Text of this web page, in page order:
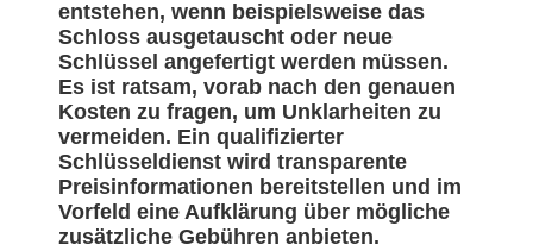
entstehen, wenn beispielsweise das
Schloss ausgetauscht oder neue
Schlüssel angefertigt werden müssen.
Es ist ratsam, vorab nach den genauen
Kosten zu fragen, um Unklarheiten zu
vermeiden. Ein qualifizierter
Schlüsseldienst wird transparente
Preisinformationen bereitstellen und im
Vorfeld eine Aufklärung über mögliche
zusätzliche Gebühren anbieten.